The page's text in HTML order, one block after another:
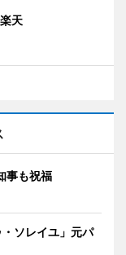
天
事も祝福
ソレイユ」元パ